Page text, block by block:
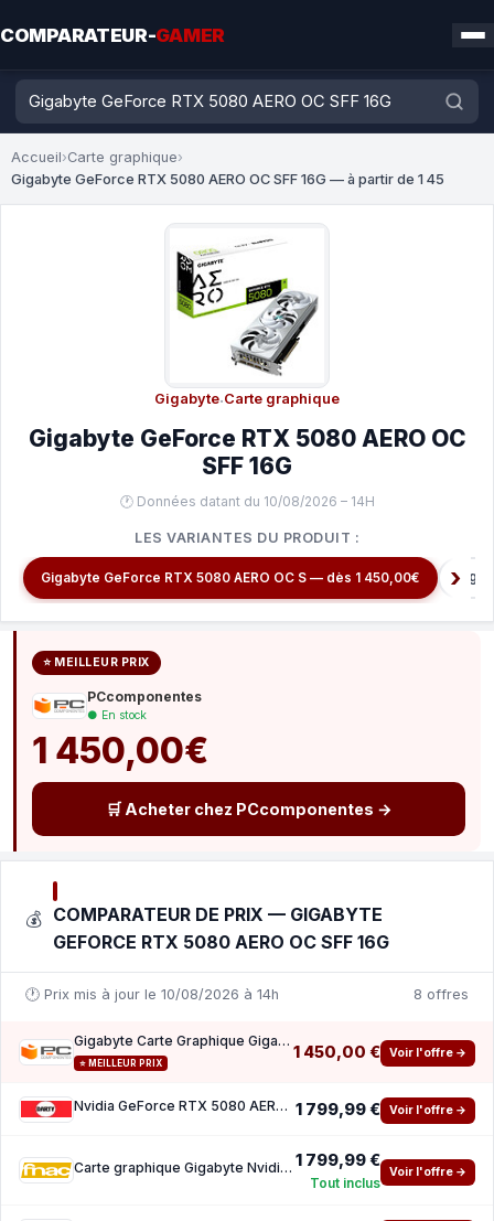
COMPARATEUR-GAMER
Accueil›Carte graphique›
Gigabyte GeForce RTX 5080 AERO OC SFF 16G — à partir de 1 45
Gigabyte·Carte graphique
Gigabyte GeForce RTX 5080 AERO OC
SFF 16G
🕐 Données datant du 10/08/2026 – 14H
LES VARIANTES DU PRODUIT :
Gigabyte GeForce RTX 5080 AERO OC S — dès 1 450,00€
⭐ MEILLEUR PRIX
PCcomponentes
● En stock
1 450,00€
🛒 Acheter chez PCcomponentes →
💰 COMPARATEUR DE PRIX — GIGABYTE
GEFORCE RTX 5080 AERO OC SFF 16G
🕐 Prix mis à jour le 10/08/2026 à 14h 8 offres
Gigabyte Carte Graphique Gigabyte GeForce RTX 5080 AERO OC SFF 16GB GDDR7 Reflex 2 RTX AI
⭐ MEILLEUR PRIX
1 450,00 € Voir l'offre →
Nvidia GeForce RTX 5080 AERO OC SFF 16G 1 799,99 € Voir l'offre →
Carte graphique Gigabyte Nvidia GeForce RTX 5080 AERO OC SFF 16G 1 799,99 €
Tout inclus
Voir l'offre →